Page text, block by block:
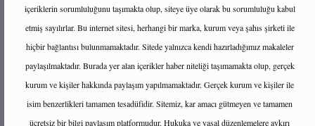
içeriklerin sorumluluğunu taşımakta olup, siteye üye olarak bu sorumluluğu kabul
etmiş sayılırlar. Bu internet sitesi, herhangi bir marka, kurum veya şahıs şirketi ile
hiçbir bağlantısı bulunmamaktadır. Sitede yalnızca kendi hazırladığımız makaleler
paylaşılmaktadır. Burada yer alan içerikler haber niteliği taşımamakta olup, gerçek
kurum ve kişiler hakkında paylaşım yapılmamaktadır. Gerçek kurum ve kişiler ile
isim benzerlikleri tamamen tesadüfidir. Sitemiz, kar amacı gütmeyen ve tamamen
ücretsiz bir bilgi paylaşım platformudur. Hukuka ve yasal düzenlemelere aykırı